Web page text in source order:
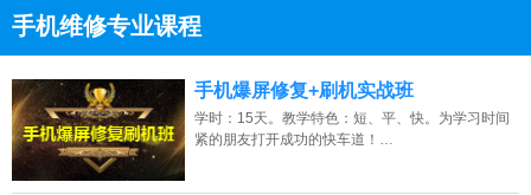
2026年8月6号_天津_刘同学（133****8329）报名:
2026年8月6号_贵州_韩同学（132****9296）报名:【手机维修培训班】
2026年8月6号_重庆_张同学（154****6266）报名:
2026年8月6号_山东_刘同学（186****1335）报名:
手机维修专业课程
点击免费咨询电话：13807313137
手机爆屏修复+刷机实战班
学时：15天。教学特色：短、平、快。为学习时间
紧的朋友打开成功的快车道！…